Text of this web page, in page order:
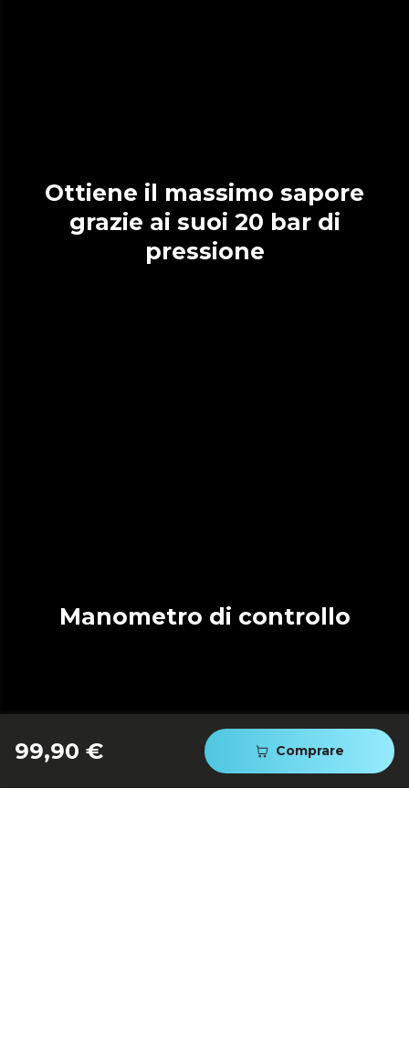
99,90 € Comprare
Ottiene il massimo sapore
grazie ai suoi 20 bar di
pressione
Manometro di controllo